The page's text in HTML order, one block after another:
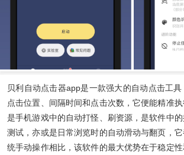
贝利自动点击器app是一款强大的自动点击工
点击位置、间隔时间和点击次数，它便能精准
是手机游戏中的自动打怪、刷资源，是软件中
测试，亦或是日常浏览时的自动滑动与翻页，
统手动操作相比，该软件的最大优势在于稳定